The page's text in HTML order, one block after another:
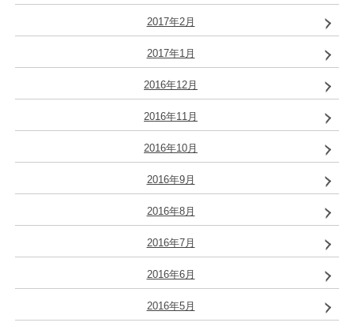
2017年2月
2017年1月
2016年12月
2016年11月
2016年10月
2016年9月
2016年8月
2016年7月
2016年6月
2016年5月